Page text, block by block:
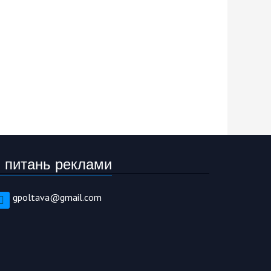
реклами
gpoltava@gmail.com